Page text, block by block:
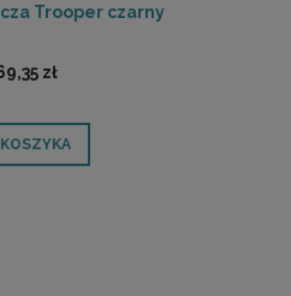
Trooper czarny
zł